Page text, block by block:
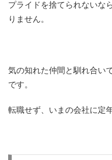
プライドを捨てられないな
りません。
気の知れた仲間と馴れ合い
です。
転職せず、いまの会社に定